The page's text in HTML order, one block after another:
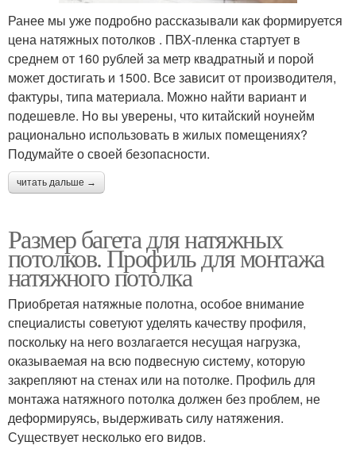
Ранее мы уже подробно рассказывали как формируется
цена натяжных потолков . ПВХ-пленка стартует в
среднем от 160 рублей за метр квадратный и порой
может достигать и 1500. Все зависит от производителя,
фактуры, типа материала. Можно найти вариант и
подешевле. Но вы уверены, что китайский ноунейм
рационально использовать в жилых помещениях?
Подумайте о своей безопасности.
читать дальше →
Размер багета для натяжных
потолков. Профиль для монтажа
натяжного потолка
Приобретая натяжные полотна, особое внимание
специалисты советуют уделять качеству профиля,
поскольку на него возлагается несущая нагрузка,
оказываемая на всю подвесную систему, которую
закрепляют на стенах или на потолке. Профиль для
монтажа натяжного потолка должен без проблем, не
деформируясь, выдерживать силу натяжения.
Существует несколько его видов.